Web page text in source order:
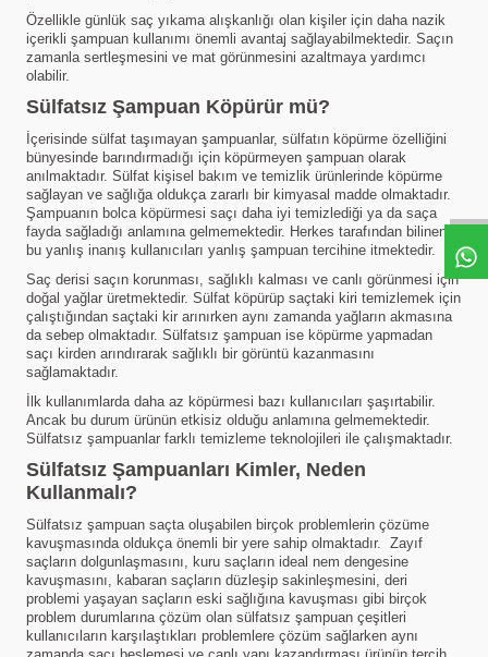
Özellikle günlük saç yıkama alışkanlığı olan kişiler için daha nazik
içerikli şampuan kullanımı önemli avantaj sağlayabilmektedir. Saçın
zamanla sertleşmesini ve mat görünmesini azaltmaya yardımcı
olabilir.
Sülfatsız Şampuan Köpürür mü?
İçerisinde sülfat taşımayan şampuanlar, sülfatın köpürme özelliğini
bünyesinde barındırmadığı için köpürmeyen şampuan olarak
anılmaktadır. Sülfat kişisel bakım ve temizlik ürünlerinde köpürme
sağlayan ve sağlığa oldukça zararlı bir kimyasal madde olmaktadır.
Şampuanın bolca köpürmesi saçı daha iyi temizlediği ya da saça
fayda sağladığı anlamına gelmemektedir. Herkes tarafından bilinen
bu yanlış inanış kullanıcıları yanlış şampuan tercihine itmektedir.
Saç derisi saçın korunması, sağlıklı kalması ve canlı görünmesi için
doğal yağlar üretmektedir. Sülfat köpürüp saçtaki kiri temizlemek için
çalıştığından saçtaki kir arınırken aynı zamanda yağların akmasına
da sebep olmaktadır. Sülfatsız şampuan ise köpürme yapmadan
saçı kirden arındırarak sağlıklı bir görüntü kazanmasını
sağlamaktadır.
İlk kullanımlarda daha az köpürmesi bazı kullanıcıları şaşırtabilir.
Ancak bu durum ürünün etkisiz olduğu anlamına gelmemektedir.
Sülfatsız şampuanlar farklı temizleme teknolojileri ile çalışmaktadır.
Sülfatsız Şampuanları Kimler, Neden
Kullanmalı?
Sülfatsız şampuan saçta oluşabilen birçok problemlerin çözüme
kavuşmasında oldukça önemli bir yere sahip olmaktadır. Zayıf
saçların dolgunlaşmasını, kuru saçların ideal nem dengesine
kavuşmasını, kabaran saçların düzleşip sakinleşmesini, deri
problemi yaşayan saçların eski sağlığına kavuşması gibi birçok
problem durumlarına çözüm olan sülfatsız şampuan çeşitleri
kullanıcıların karşılaştıkları problemlere çözüm sağlarken aynı